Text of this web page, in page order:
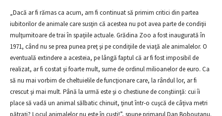
„Dacă ar fi rămas ca acum, am fi continuat să primim critici din partea
iubitorilor de animale care susţin că acestea nu pot avea parte de condiţii
mulţumitoare de trai în spaţiile actuale. Grădina Zoo a fost inaugurată în
1971, când nu se prea punea preţ şi pe condiţiile de viaţă ale animalelor. O
eventuală extindere a acesteia, pe lângă faptul că ar fi fost imposibil de
realizat, ar fi costat şi foarte mult, sume de ordinul milioanelor de euro. Ca
să nu mai vorbim de cheltuielile de funcţionare care, la rândul lor, ar fi
crescut şi mai mult. Până la urmă este şi o chestiune de conştiinţă: cui îi
place să vadă un animal sălbatic chinuit, ţinut într-o cuşcă de câţiva metri
pătraţi? Locul animalelor nu este în cuşti!”, spune primarul Dan Bobouțanu.